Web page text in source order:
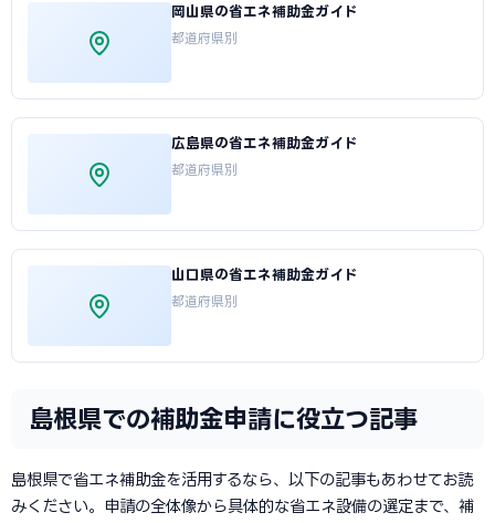
岡山県の省エネ補助金ガイド
都道府県別
広島県の省エネ補助金ガイド
都道府県別
山口県の省エネ補助金ガイド
都道府県別
島根県での補助金申請に役立つ記事
島根県で省エネ補助金を活用するなら、以下の記事もあわせてお読
みください。申請の全体像から具体的な省エネ設備の選定まで、補